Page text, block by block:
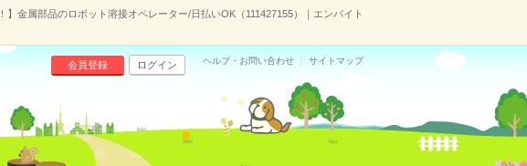
】金属部品のロボット溶接オペレーター/日払いOK（111427155）｜エンバイト
会員登録 ログイン ヘルプ・お問い合わせ サイトマップ